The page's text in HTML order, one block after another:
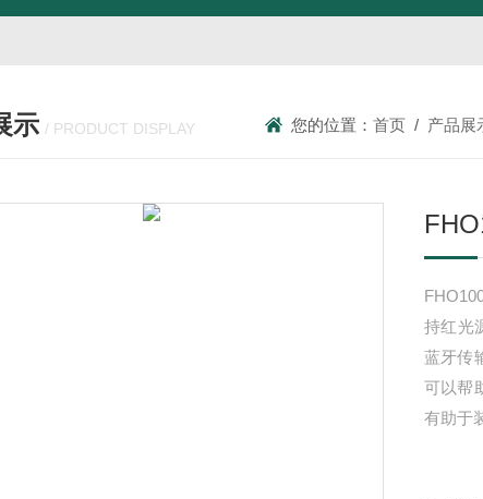
示 / PRODUCT DISPLAY 您的位置：首页 / 产品展
持红光
蓝牙传
可以帮
有助于